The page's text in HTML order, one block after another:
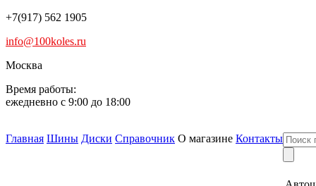
+7(917) 562 1905
info@100koles.ru
Москва
Время работы:
ежедневно с 9:00 до 18:00
Главная Шины Диски Справочник О магазине Контакты